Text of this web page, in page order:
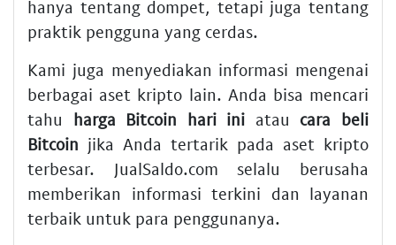
hanya tentang dompet, tetapi juga tentang
praktik pengguna yang cerdas.
Kami juga menyediakan informasi mengenai
berbagai aset kripto lain. Anda bisa mencari
tahu harga Bitcoin hari ini atau cara beli
Bitcoin jika Anda tertarik pada aset kripto
terbesar. JualSaldo.com selalu berusaha
memberikan informasi terkini dan layanan
terbaik untuk para penggunanya.